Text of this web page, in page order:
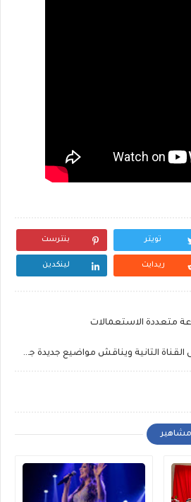
تويتر بنترست
ريدايت لينكدين
متعددة الاستعمالات
"لحبيبة مي" يعود بقوة إلى القناة الثانية ويناقش مواضيع جديدة جديرة بالمتابعة